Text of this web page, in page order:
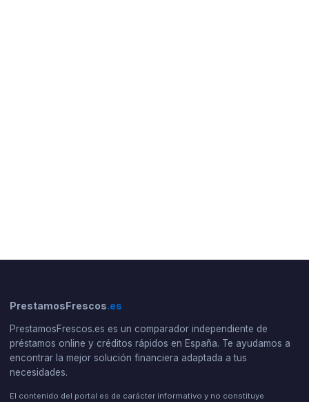
PrestamosFrescos.es
PrestamosFrescos.es es un comparador independiente de
préstamos online y créditos rápidos en España. Te ayudamos a
encontrar la mejor solución financiera adaptada a tus
necesidades.
El contenido del portal es de carácter informativo y no constituye